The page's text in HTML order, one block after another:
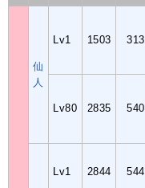
仙
人
Lv1 1503 313
Lv80 2835 540
Lv1 2844 544